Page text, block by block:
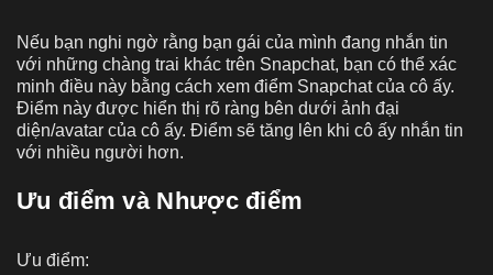
Nếu bạn nghi ngờ rằng bạn gái của mình đang nhắn tin
với những chàng trai khác trên Snapchat, bạn có thể xác
minh điều này bằng cách xem điểm Snapchat của cô ấy.
Điểm này được hiển thị rõ ràng bên dưới ảnh đại
diện/avatar của cô ấy. Điểm sẽ tăng lên khi cô ấy nhắn tin
với nhiều người hơn.
Ưu điểm và Nhược điểm
Ưu điểm: